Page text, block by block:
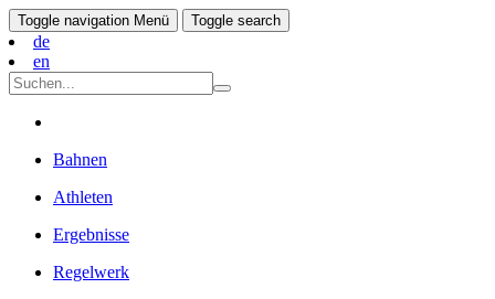
Toggle navigation Menü Toggle search
de
en
Bahnen
Athleten
Ergebnisse
Regelwerk